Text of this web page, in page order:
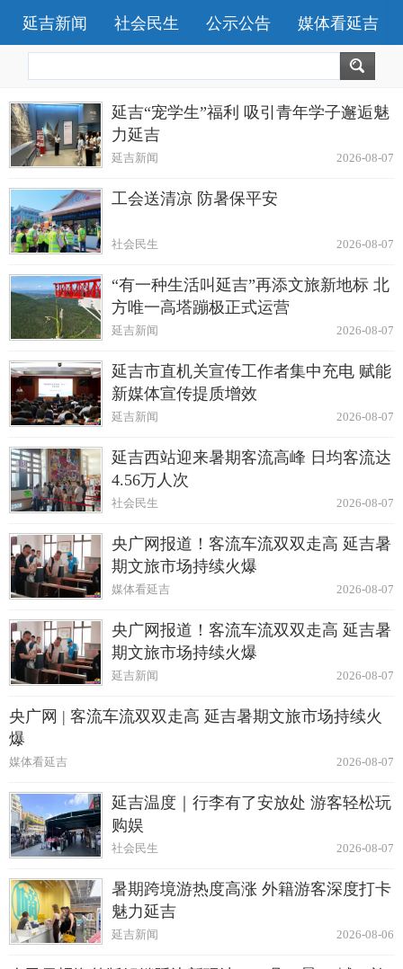
延吉新闻 社会民生 公示公告 媒体看延吉
延吉“宠学生”福利 吸引青年学子邂逅魅
力延吉
2026-08-07
延吉新闻
工会送清凉 防暑保平安
2026-08-07
社会民生
“有一种生活叫延吉”再添文旅新地标 北
方唯一高塔蹦极正式运营
2026-08-07
延吉新闻
延吉市直机关宣传工作者集中充电 赋能
新媒体宣传提质增效
2026-08-07
延吉新闻
延吉西站迎来暑期客流高峰 日均客流达
4.56万人次
2026-08-07
社会民生
央广网报道！客流车流双双走高 延吉暑
期文旅市场持续火爆
2026-08-07
媒体看延吉
央广网报道！客流车流双双走高 延吉暑
期文旅市场持续火爆
2026-08-07
延吉新闻
央广网 | 客流车流双双走高 延吉暑期文旅市场持续火
爆
2026-08-07
媒体看延吉
延吉温度｜行李有了安放处 游客轻松玩
购娱
2026-08-07
社会民生
暑期跨境游热度高涨 外籍游客深度打卡
魅力延吉
2026-08-06
延吉新闻